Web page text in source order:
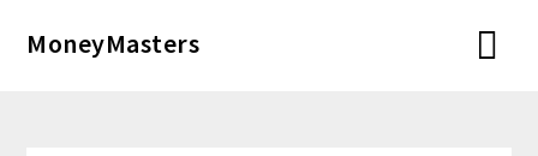
MoneyMasters